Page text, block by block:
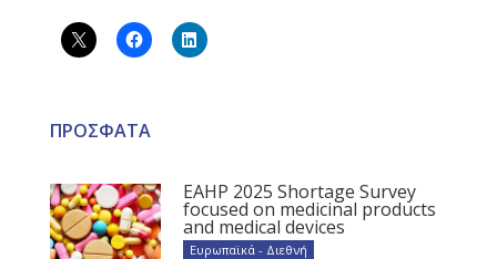
ΠΡΟΣΦΑΤΑ
EAHP 2025 Shortage Survey
focused on medicinal products
and medical devices
Ευρωπαϊκά - Διεθνή